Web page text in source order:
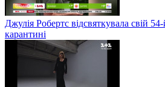
Джулія Робертс відсвяткувала свій
карантині